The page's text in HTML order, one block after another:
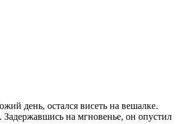
день, остался висеть на вешалке.
Задержавшись на мгновенье, он опустил